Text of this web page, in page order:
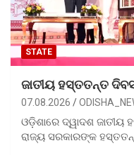
STATE
ଜାତୀୟ ହସ୍ତତନ୍ତ
07.08.2026
ଓଡ଼ିଶାରେ ଦ୍ୱାଦଶ
ରାଜ୍ୟ ସରକାରଙ୍କ